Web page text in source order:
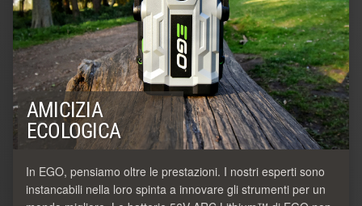
AMICIZIA
ECOLOGICA
In EGO, pensiamo oltre le prestazioni. I nostri esperti sono
instancabili nella loro spinta a innovare gli strumenti per un